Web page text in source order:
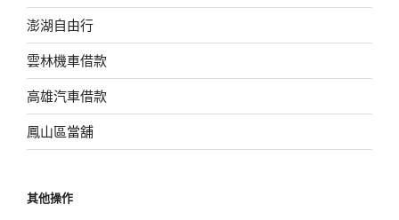
澎湖自由行
雲林機車借款
高雄汽車借款
鳳山區當舖
其他操作